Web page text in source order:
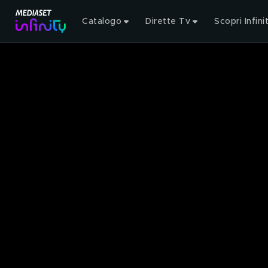
Catalogo Dirette Tv Scopri